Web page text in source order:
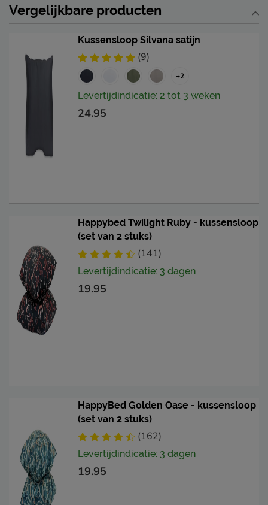
Vergelijkbare producten
Kussensloop Silvana satijn
(9)
+2
Levertijdindicatie: 2 tot 3 weken
24.95
Happybed Twilight Ruby - kussensloop
(set van 2 stuks)
(141)
Levertijdindicatie: 3 dagen
19.95
HappyBed Golden Oase - kussensloop
(set van 2 stuks)
(162)
Levertijdindicatie: 3 dagen
19.95